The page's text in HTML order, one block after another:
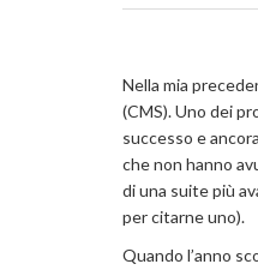
Nella mia
(CMS). Uno dei
successo e
che non hanno
di una suite più
per citarne uno).
Quando l’anno